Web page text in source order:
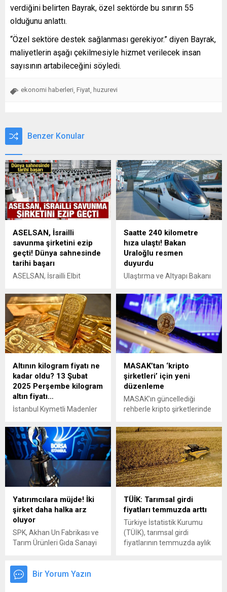
verdiğini belirten Bayrak, özel sektörde bu sınırın 55
olduğunu anlattı.
“Özel sektöre destek sağlanması gerekiyor.” diyen Bayrak,
maliyetlerin aşağı çekilmesiyle hizmet verilecek insan
sayısının artabileceğini söyledi.
ekonomi haberleri, Fiyat, huzurevi
Benzer Konular
ASELSAN, İsrailli
savunma şirketini ezip
geçti! Dünya sahnesinde
tarihi başarı
ASELSAN, İsrailli Elbit
dünyanın en değerli 11.
savunma şirketi konumuna
yükseldi.
Saatte 240 kilometre
hıza ulaştı! Bakan
Uraloğlu resmen
duyurdu
Ulaştırma ve Altyapı Bakanı
TÜRASAŞ tarafından
üretilen yerli elektrikli hızlı
trenin test sürüşlerinde
saatte 240 kilometre hıza
ulaştığını ve güvenlik
testlerinin aralıksız devam
Altının kilogram fiyatı ne
kadar oldu? 13 Şubat
2025 Perşembe kilogram
altın fiyatı…
İstanbul Kıymetli Madenler
Piyasası'nda altının kilogram
fiyatı ne kadar oldu? Altın
borsasında bugün en fazla
işlem yapan kurumlar
hangileri? İşte ayrıntılar...
MASAK’tan ‘kripto
şirketleri’ için yeni
düzenleme
MASAK’ın güncellediği
rehberle kripto şirketlerinde
kimlik doğrulamada
görüntülü görüşme zorunlu
hale geldi.
Yatırımcılara müjde! İki
şirket daha halka arz
oluyor
SPK, Akhan Un Fabrikası ve
Tarım Ürünleri Gıda Sanayi
onay verdi. Şirketlerin talep
toplama tarihleri de
TÜİK: Tarımsal girdi
fiyatları temmuzda arttı
Türkiye İstatistik Kurumu
(TÜİK), tarımsal girdi
fiyatlarının temmuzda aylık
Bir Yorum Yazın